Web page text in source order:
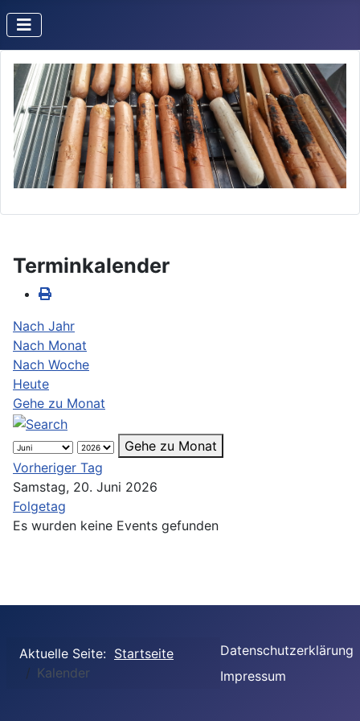
Terminkalender
Nach Jahr
Nach Monat
Nach Woche
Heute
Gehe zu Monat
Gehe zu Monat
Vorheriger Tag
Samstag, 20. Juni 2026
Folgetag
Es wurden keine Events gefunden
Aktuelle Seite: Startseite
Kalender
Datenschutzerklärung
Impressum